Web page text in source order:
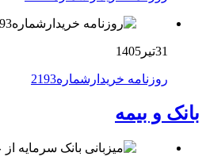
31تیر1405
روزنامه خریدارشماره2193
بانک و بیمه